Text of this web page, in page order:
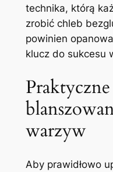
technika, którą
zrobić chleb
powinien
klucz do sukcesu
warzyw
Aby prawidłowo